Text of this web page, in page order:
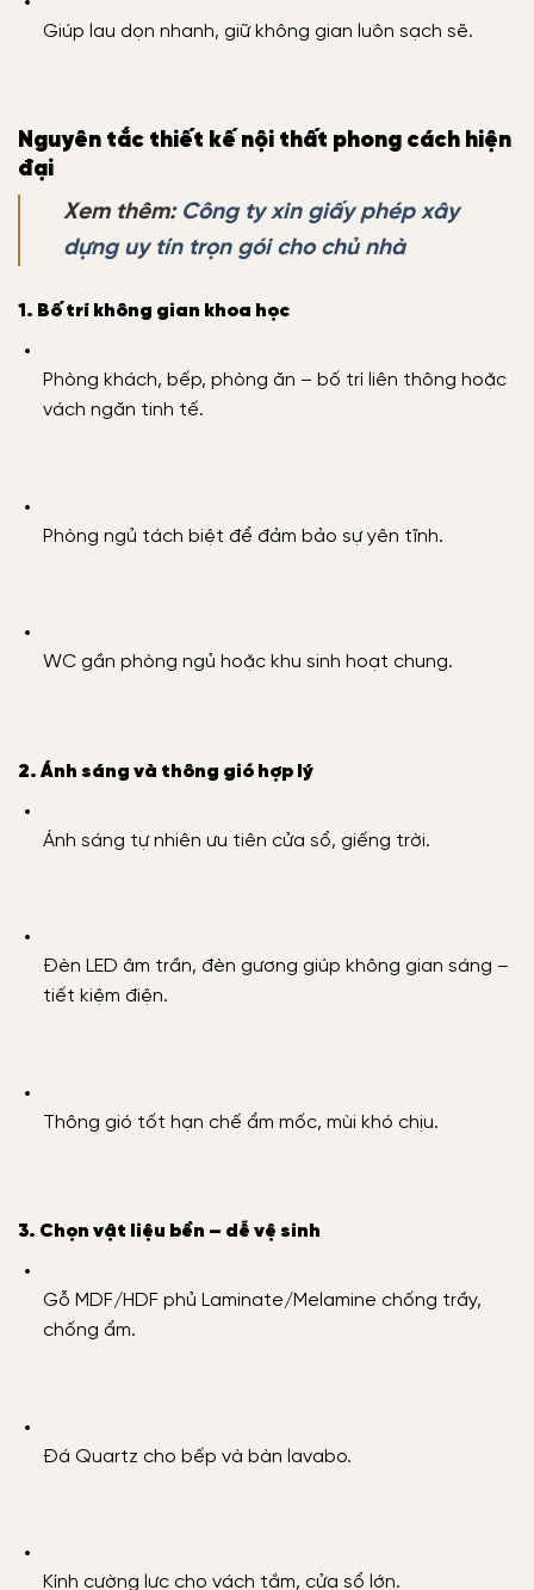
Giúp lau dọn nhanh, giữ không gian luôn sạch sẽ.
Nguyên tắc thiết kế nội thất phong cách hiện
đại
Xem thêm: Công ty xin giấy phép xây
dựng uy tín trọn gói cho chủ nhà
1. Bố trí không gian khoa học
Phòng khách, bếp, phòng ăn – bố trí liên thông hoặc
vách ngăn tinh tế.
Phòng ngủ tách biệt để đảm bảo sự yên tĩnh.
WC gần phòng ngủ hoặc khu sinh hoạt chung.
2. Ánh sáng và thông gió hợp lý
Ánh sáng tự nhiên ưu tiên cửa sổ, giếng trời.
Đèn LED âm trần, đèn gương giúp không gian sáng –
tiết kiệm điện.
Thông gió tốt hạn chế ẩm mốc, mùi khó chịu.
3. Chọn vật liệu bền – dễ vệ sinh
Gỗ MDF/HDF phủ Laminate/Melamine chống trầy,
chống ẩm.
Đá Quartz cho bếp và bàn lavabo.
Kính cường lực cho vách tắm, cửa sổ lớn.